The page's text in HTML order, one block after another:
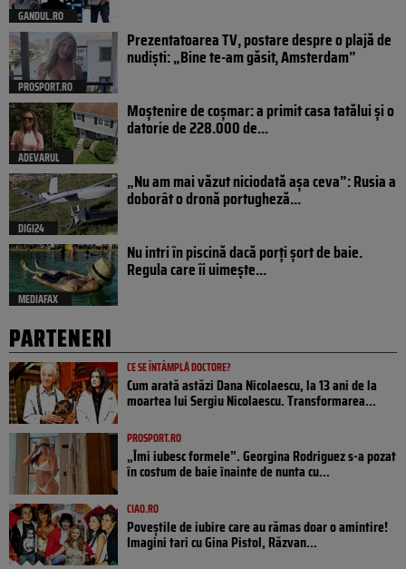
GANDUL.RO
PROSPORT.RO
Prezentatoarea TV, postare despre o plajă de
nudiști: „Bine te-am găsit, Amsterdam”
ADEVARUL
Moștenire de coșmar: a primit casa tatălui și o
datorie de 228.000 de...
DIGI24
„Nu am mai văzut niciodată așa ceva”: Rusia a
doborât o dronă portugheză...
MEDIAFAX
Nu intri în piscină dacă porți șort de baie.
Regula care îi uimește...
PARTENERI
CE SE ÎNTÂMPLĂ DOCTORE?
Cum arată astăzi Dana Nicolaescu, la 13 ani de la
moartea lui Sergiu Nicolaescu. Transformarea...
PROSPORT.RO
„Îmi iubesc formele”. Georgina Rodriguez s-a pozat
în costum de baie înainte de nunta cu...
CIAO.RO
Poveştile de iubire care au rămas doar o amintire!
Imagini tari cu Gina Pistol, Răzvan...